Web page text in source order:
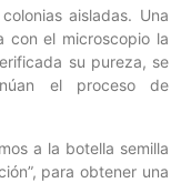
aisladas. Una
con el microscopio la
su pureza, se
el proceso de
a la botella semilla
para obtener una